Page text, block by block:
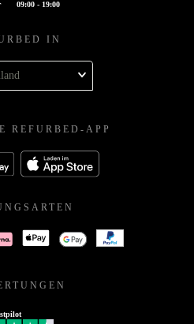
09:00 - 19:00
IN
REFURBED-APP